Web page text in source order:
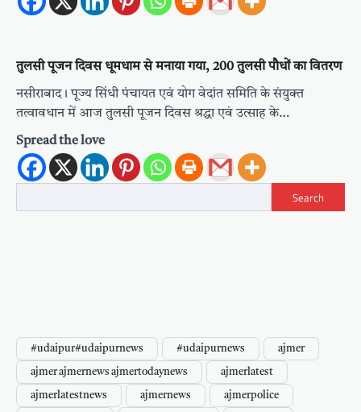
तुलसी पूजन दिवस धूमधाम से मनाया गया, 200 तुलसी पौधों का वितरण
नसीराबाद। पूज्य सिंधी पंचायत एवं योग वेदांत समिति के संयुक्त
तत्वावधान में आज तुलसी पूजन दिवस श्रद्धा एवं उत्साह के…
Spread the love
Search
#udaipur#udaipurnews #udaipurnews ajmer
ajmer ajmernews ajmertodaynews ajmerlatest
ajmerlatestnews ajmernews ajmerpolice